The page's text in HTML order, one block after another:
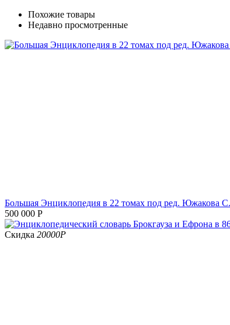
Похожие товары
Недавно просмотренные
Большая Энциклопедия в 22 томах под ред. Южакова
500 000 Р
Скидка 20000Р